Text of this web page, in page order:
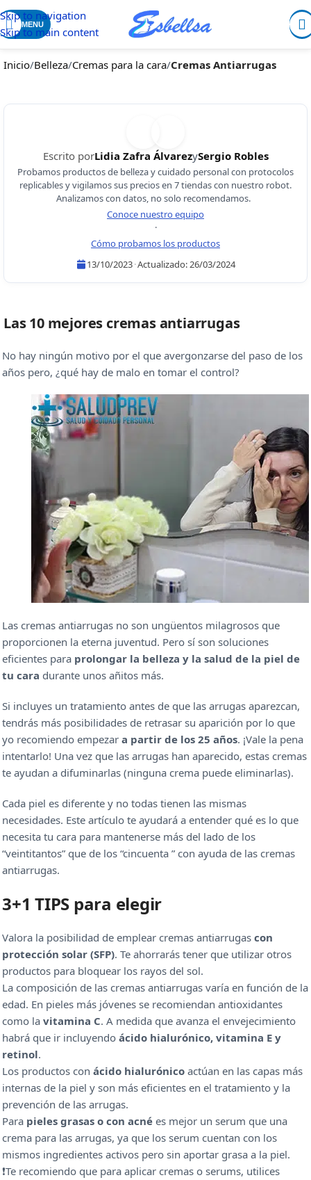
Skip to navigation
Skip to main content
MENU
Inicio/Belleza/Cremas para la cara/Cremas Antiarrugas
Escrito porLidia Zafra ÁlvarezySergio Robles
Probamos productos de belleza y cuidado personal con protocolos
replicables y vigilamos sus precios en 7 tiendas con nuestro robot.
Analizamos con datos, no solo recomendamos.
Conoce nuestro equipo
·
Cómo probamos los productos
13/10/2023·Actualizado:26/03/2024
Las 10 mejores cremas antiarrugas
No hay ningún motivo por el que avergonzarse del paso de los
años pero, ¿qué hay de malo en tomar el control?
Las cremas antiarrugas no son ungüentos milagrosos que
proporcionen la eterna juventud. Pero sí son soluciones
eficientes para prolongar la belleza y la salud de la piel de
tu cara durante unos añitos más.
Si incluyes un tratamiento antes de que las arrugas aparezcan,
tendrás más posibilidades de retrasar su aparición por lo que
yo recomiendo empezar a partir de los 25 años. ¡Vale la pena
intentarlo! Una vez que las arrugas han aparecido, estas cremas
te ayudan a difuminarlas (ninguna crema puede eliminarlas).
Cada piel es diferente y no todas tienen las mismas
necesidades. Este artículo te ayudará a entender qué es lo que
necesita tu cara para mantenerse más del lado de los
“veintitantos” que de los “cincuenta ” con ayuda de las cremas
antiarrugas.
3+1 TIPS para elegir
Valora la posibilidad de emplear cremas antiarrugas con
protección solar (SFP). Te ahorrarás tener que utilizar otros
productos para bloquear los rayos del sol.
La composición de las cremas antiarrugas varía en función de la
edad. En pieles más jóvenes se recomiendan antioxidantes
como la vitamina C. A medida que avanza el envejecimiento
habrá que ir incluyendo ácido hialurónico, vitamina E y
retinol.
Los productos con ácido hialurónico actúan en las capas más
internas de la piel y son más eficientes en el tratamiento y la
prevención de las arrugas.
Para pieles grasas o con acné es mejor un serum que una
crema para las arrugas, ya que los serum cuentan con los
mismos ingredientes activos pero sin aportar grasa a la piel.
❗Te recomiendo que para aplicar cremas o serums, utilices